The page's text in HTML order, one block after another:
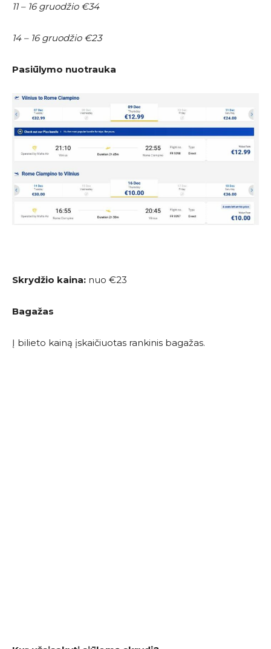
11 – 16 gruodžio €34
14 – 16 gruodžio €23
Pasiūlymo nuotrauka
Skrydžio kaina: nuo €23
Bagažas
Į bilieto kainą įskaičiuotas rankinis bagažas.